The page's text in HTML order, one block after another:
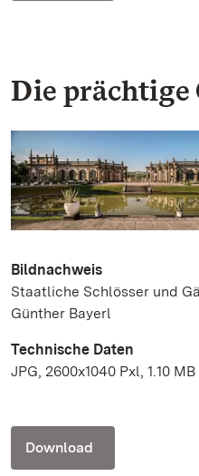
Die prächtige
Bildnachweis
Staatliche Schlösser und
Günther Bayerl
Technische Daten
JPG, 2600x1040 Pxl, 1.10 MB
Download